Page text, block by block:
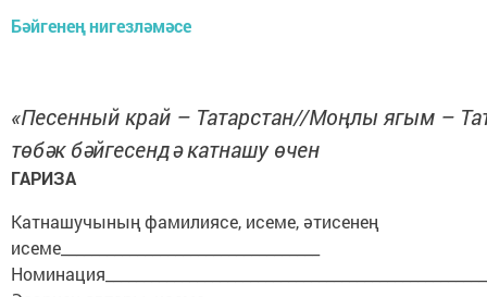
Бәйгенең нигезләмәсе
«Песенный край – Татарстан//Моңлы ягым –
төбәк бәйгесендә катнашу өчен
ГАРИЗА
Катнашучының фамилиясе, исеме, әтисенең
исеме__________________________________